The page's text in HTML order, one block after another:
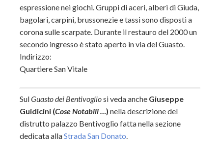
espressione nei giochi. Gruppi di aceri, alberi di Giuda,
bagolari, carpini, brussonezie e tassi sono disposti a
corona sulle scarpate. Durante il restauro del 2000 un
secondo ingresso è stato aperto in via del Guasto.
Indirizzo:
Quartiere San Vitale
SulGuasto dei Bentivogliosi veda anche Giuseppe
Guidicini (Cose Notabili …) nella descrizione del
distrutto palazzo Bentivoglio fatta nella sezione
dedicata allaStrada San Donato.